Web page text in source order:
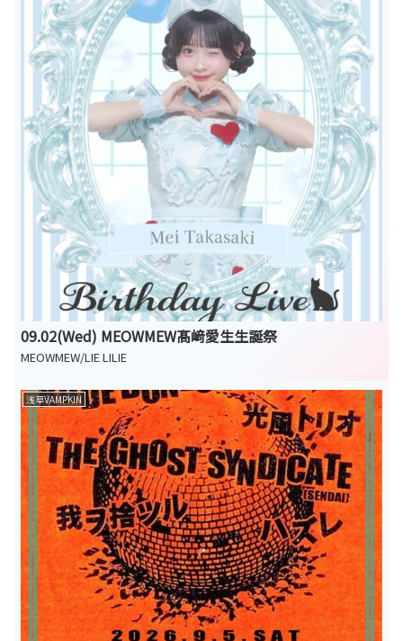
09.02(Wed) MEOWMEW髙﨑愛生生誕祭
MEOWMEW/LIE LILIE
浅草VAMPKIN